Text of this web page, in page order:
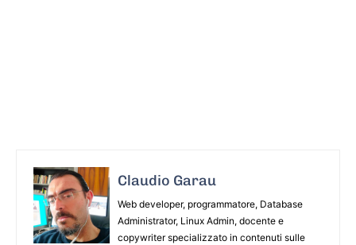
Claudio Garau
Web developer, programmatore, Database
Administrator, Linux Admin, docente e
copywriter specializzato in contenuti sulle